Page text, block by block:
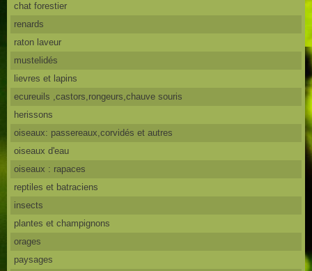
chat forestier
renards
raton laveur
mustelidés
lievres et lapins
ecureuils ,castors,rongeurs,chauve souris
herissons
oiseaux: passereaux,corvidés et autres
oiseaux d'eau
oiseaux : rapaces
reptiles et batraciens
insects
plantes et champignons
orages
paysages